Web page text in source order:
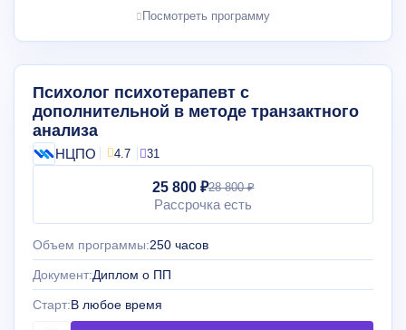
Посмотреть программу
Психолог психотерапевт с
дополнительной в методе транзактного
анализа
НЦПО 4.7 31
25 800 ₽28 800 ₽
Рассрочка есть
Объем программы:250 часов
Документ:Диплом о ПП
Старт:В любое время